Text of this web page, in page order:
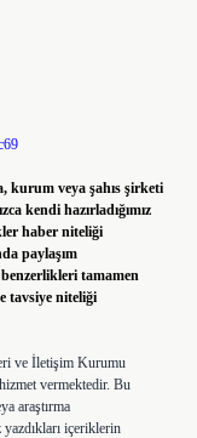
kurum veya şahıs şirketi
kendi hazırladığımız
haber niteliği
paylaşım
tamamen
tavsiye niteliği
ve İletişim Kurumu
vermektedir. Bu
araştırma
içeriklerin